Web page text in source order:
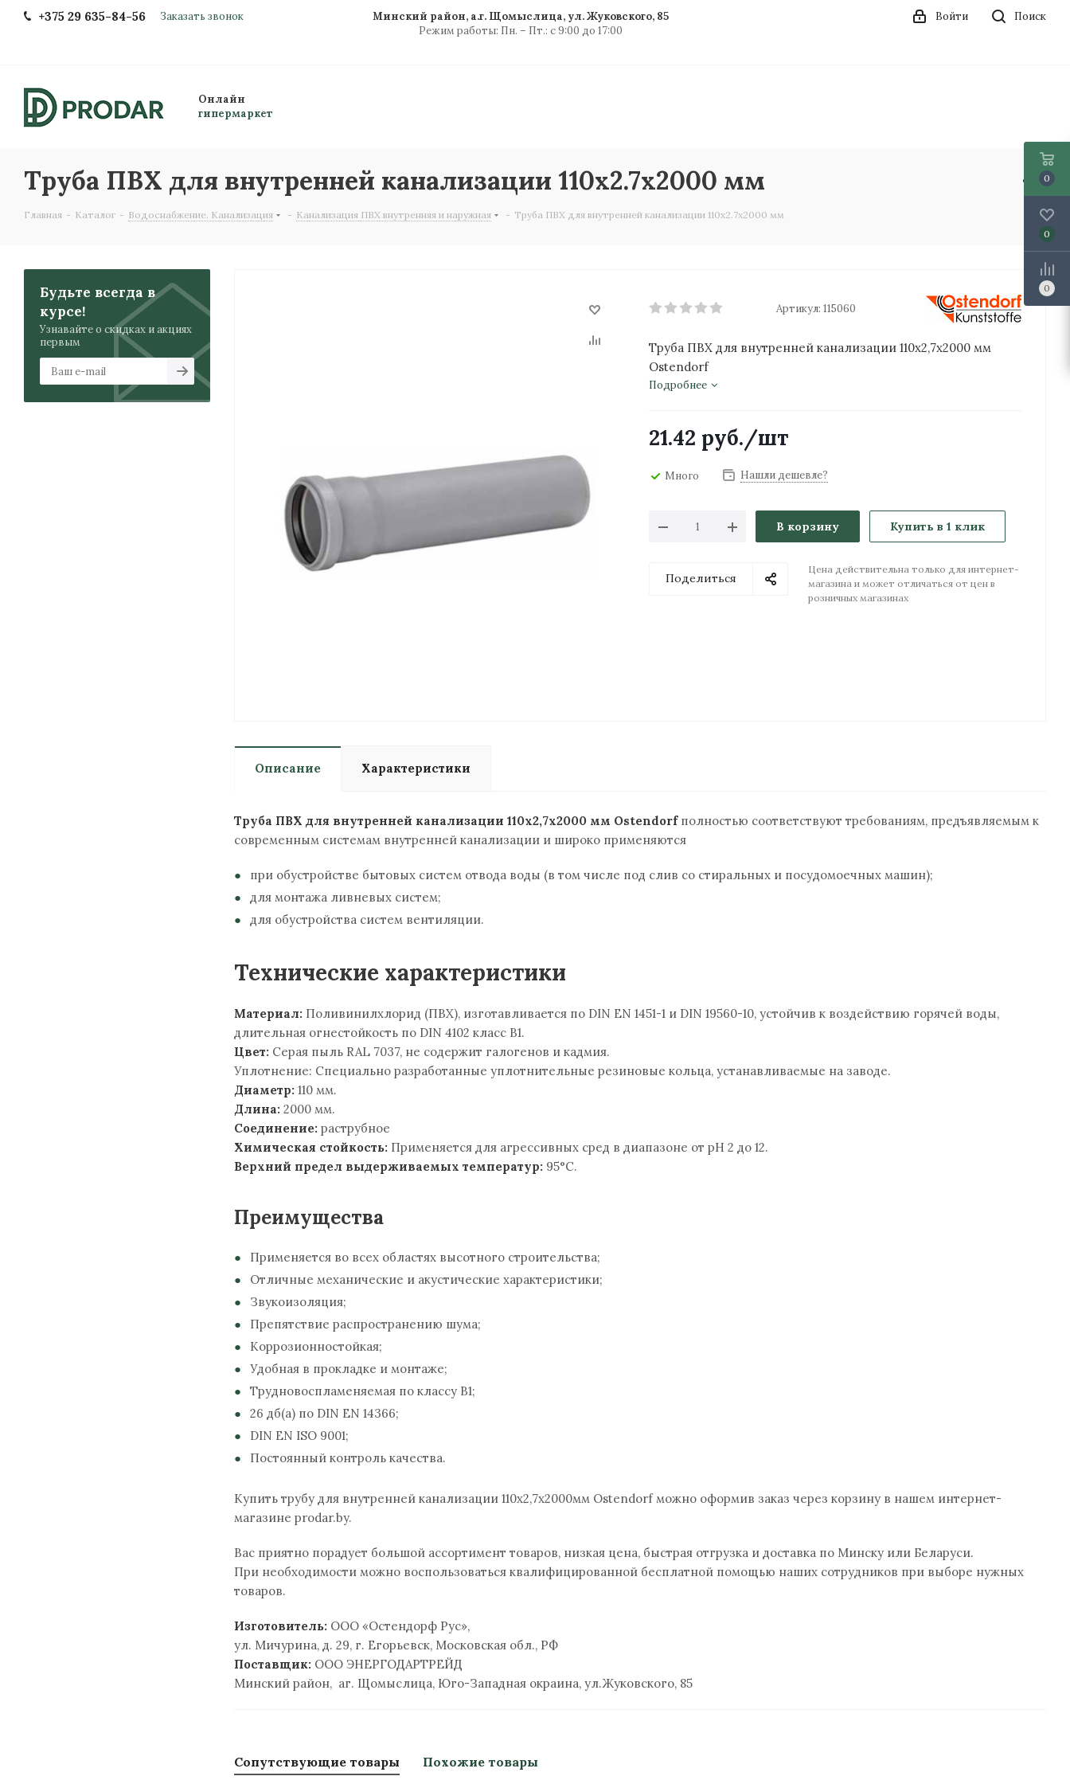
+375 29 635-84-56 Заказать звонок
Минский район, а.г. Щомыслица, ул. Жуковского, 85
Режим работы: Пн. – Пт.: с 9:00 до 17:00
Поиск
Войти
Онлайн
гипермаркет
Труба ПВХ для внутренней канализации 110х2.7х2000 мм
Главная - Каталог - Водоснабжение. Канализация - Канализация ПВХ внутренняя и наружная - Труба ПВХ для внутренней канализации 110х2.7х2000 мм
Артикул: 115060
Труба ПВХ для внутренней канализации 110х2,7х2000 мм
Ostendorf
Подробнее
21.42 руб./шт
Много Нашли дешевле?
В корзину Купить в 1 клик
Поделиться
Цена действительна только для интернет-
магазина и может отличаться от цен в
розничных магазинах
Описание Характеристики
Труба ПВХ для внутренней канализации 110х2,7х2000 мм Ostendorf полностью соответствуют требованиям, предъявляемым к
современным системам внутренней канализации и широко применяются
при обустройстве бытовых систем отвода воды (в том числе под слив со стиральных и посудомоечных машин);
для монтажа ливневых систем;
для обустройства систем вентиляции.
Технические характеристики
Материал: Поливинилхлорид (ПВХ), изготавливается по DIN EN 1451-1 и DIN 19560-10, устойчив к воздействию горячей воды,
длительная огнестойкость по DIN 4102 класс B1.
Цвет: Серая пыль RAL 7037, не содержит галогенов и кадмия.
Уплотнение: Специально разработанные уплотнительные резиновые кольца, устанавливаемые на заводе.
Диаметр: 110 мм.
Длина: 2000 мм.
Соединение: раструбное
Химическая стойкость: Применяется для агрессивных сред в диапазоне от pH 2 до 12.
Верхний предел выдерживаемых температур: 95°С.
Преимущества
Применяется во всех областях высотного строительства;
Отличные механические и акустические характеристики;
Звукоизоляция;
Препятствие распространению шума;
Коррозионностойкая;
Удобная в прокладке и монтаже;
Трудновоспламеняемая по классу В1;
26 дб(a) по DIN EN 14366;
DIN EN ISO 9001;
Постоянный контроль качества.
Купить трубу для внутренней канализации 110х2,7х2000мм Ostendorf можно оформив заказ через корзину в нашем интернет-
магазине prodar.by.
Вас приятно порадует большой ассортимент товаров, низкая цена, быстрая отгрузка и доставка по Минску или Беларуси.
При необходимости можно воспользоваться квалифицированной бесплатной помощью наших сотрудников при выборе нужных
товаров.
Изготовитель: ООО «Остендорф Рус»,
ул. Мичурина, д. 29, г. Егорьевск, Московская обл., РФ
Поставщик: ООО ЭНЕРГОДАРТРЕЙД
Минский район, аг. Щомыслица, Юго-Западная окраина, ул.Жуковского, 85
Сопутствующие товары Похожие товары
Будьте всегда в
курсе!
Узнавайте о скидках и акциях
первым
0
0
0